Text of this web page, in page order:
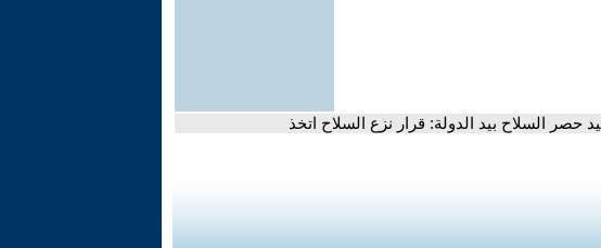
حصر السلاح بيد الدولة: قرار نزع السلاح اتخذ